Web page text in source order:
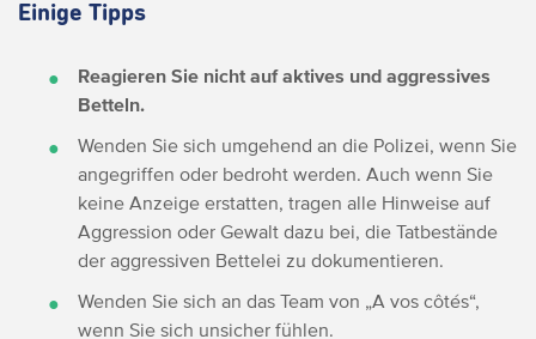
Einige Tipps
Reagieren Sie nicht auf aktives und aggressives
Betteln.
Wenden Sie sich umgehend an die Polizei, wenn Sie
angegriffen oder bedroht werden. Auch wenn Sie
keine Anzeige erstatten, tragen alle Hinweise auf
Aggression oder Gewalt dazu bei, die Tatbestände
der aggressiven Bettelei zu dokumentieren.
Wenden Sie sich an das Team von „A vos côtés“,
wenn Sie sich unsicher fühlen.